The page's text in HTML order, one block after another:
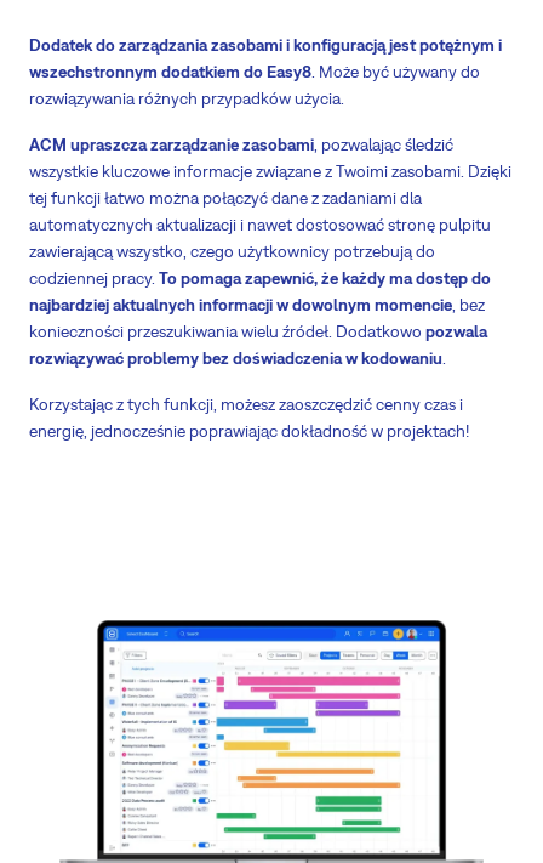
Dodatek do zarządzania zasobami i konfiguracją jest potężnym i
wszechstronnym dodatkiem do Easy8 . Może być używany do
rozwiązywania różnych przypadków użycia.
ACM upraszcza zarządzanie zasobami , pozwalając śledzić
wszystkie kluczowe informacje związane z Twoimi zasobami. Dzięki
tej funkcji łatwo można połączyć dane z zadaniami dla
automatycznych aktualizacji i nawet dostosować stronę pulpitu
zawierającą wszystko, czego użytkownicy potrzebują do
codziennej pracy. To pomaga zapewnić, że każdy ma dostęp do
najbardziej aktualnych informacji w dowolnym momencie , bez
konieczności przeszukiwania wielu źródeł. Dodatkowo pozwala
rozwiązywać problemy bez doświadczenia w kodowaniu
Korzystając z tych funkcji, możesz zaoszczędzić cenny czas i
energię, jednocześnie poprawiając dokładność w projektach!